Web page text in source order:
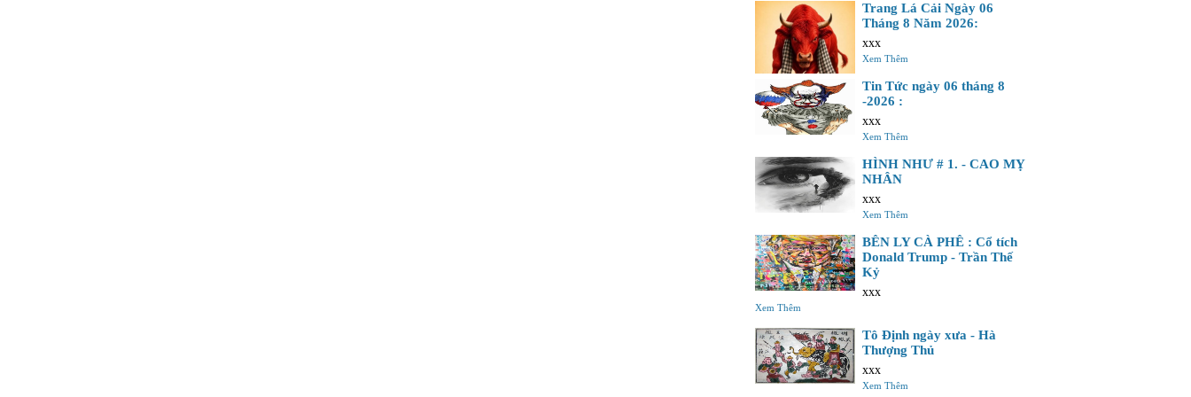
Trang Lá Cải Ngày 06
Tháng 8 Năm 2026:
xxx
Xem Thêm
Tin Tức ngày 06 tháng 8
-2026 :
xxx
Xem Thêm
HÌNH NHƯ # 1. - CAO MỴ
NHÂN
xxx
Xem Thêm
BÊN LY CÀ PHÊ : Cổ tích
Donald Trump - Trần Thế
Kỷ
xxx
Xem Thêm
Tô Định ngày xưa - Hà
Thượng Thủ
xxx
Xem Thêm